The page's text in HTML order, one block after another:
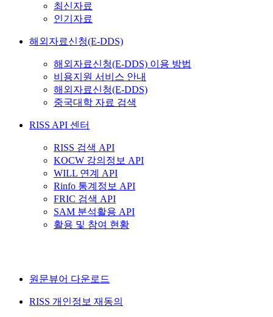
최신자료
인기자료
해외자료신청(E-DDS)
해외자료신청(E-DDS) 이용 방법
비용지원 서비스 안내
해외자료신청(E-DDS)
중국대학 자료 검색
RISS API 센터
RISS 검색 API
KOCW 강의정보 API
WILL 연계 API
Rinfo 통계정보 API
FRIC 검색 API
SAM 분석활용 API
활용 및 참여 현황
원문뷰어 다운로드
RISS 개인정보 재동의